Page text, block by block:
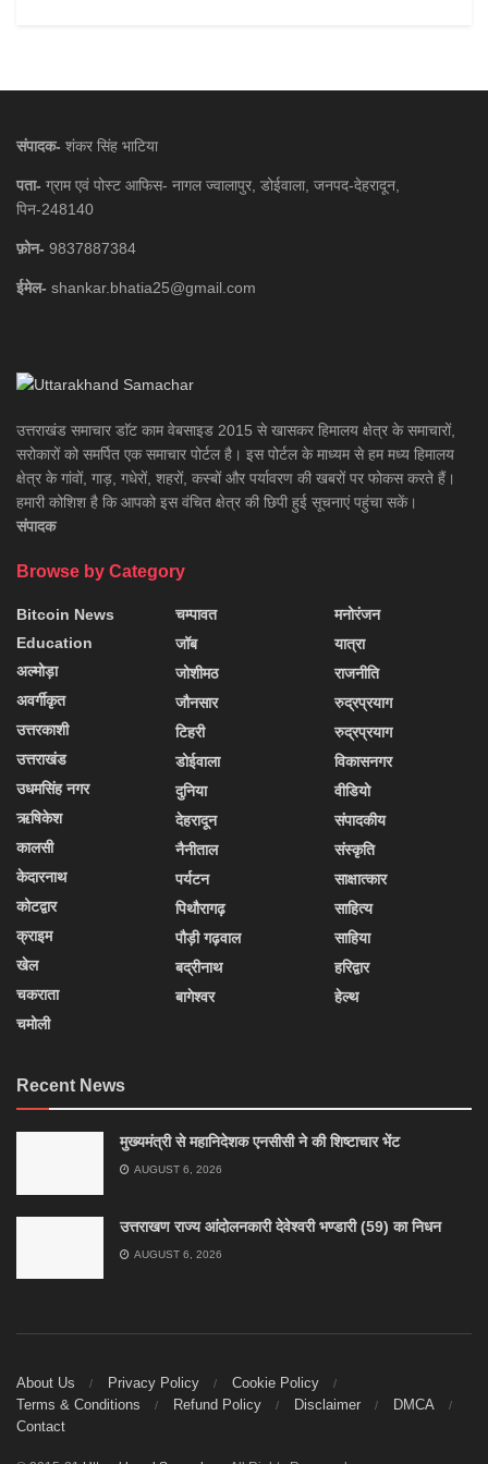
संपादक- शंकर सिंह भाटिया
पता- ग्राम एवं पोस्ट आफिस- नागल ज्वालापुर, डोईवाला, जनपद-देहरादून,
पिन-248140
फ़ोन- 9837887384
ईमेल- shankar.bhatia25@gmail.com
उत्तराखंड समाचार डाॅट काम वेबसाइड 2015 से खासकर हिमालय क्षेत्र के समाचारों,
सरोकारों को समर्पित एक समाचार पोर्टल है। इस पोर्टल के माध्यम से हम मध्य हिमालय
क्षेत्र के गांवों, गाड़, गधेरों, शहरों, कस्बों और पर्यावरण की खबरों पर फोकस करते हैं।
हमारी कोशिश है कि आपको इस वंचित क्षेत्र की छिपी हुई सूचनाएं पहुंचा सकें।
संपादक
Browse by Category
Bitcoin News
Education
अल्मोड़ा
अवर्गीकृत
उत्तरकाशी
उत्तराखंड
उधमसिंह नगर
ऋषिकेश
कालसी
केदारनाथ
कोटद्वार
क्राइम
खेल
चकराता
चमोली
चम्पावत
जॉब
जोशीमठ
जौनसार
टिहरी
डोईवाला
दुनिया
देहरादून
नैनीताल
पर्यटन
पिथौरागढ़
पौड़ी गढ़वाल
बद्रीनाथ
बागेश्वर
मनोरंजन
यात्रा
राजनीति
रुद्रप्रयाग
रुद्रप्रयाग
विकासनगर
वीडियो
संपादकीय
संस्कृति
साक्षात्कार
साहित्य
साहिया
हरिद्वार
हेल्थ
Recent News
मुख्यमंत्री से महानिदेशक एनसीसी ने की शिष्टाचार भेंट
AUGUST 6, 2026
उत्तराखण राज्य आंदोलनकारी देवेश्वरी भण्डारी (59) का निधन
AUGUST 6, 2026
About Us Privacy Policy
Cookie Policy
Terms & Conditions
Refund Policy Disclaimer
DMCA
Contact